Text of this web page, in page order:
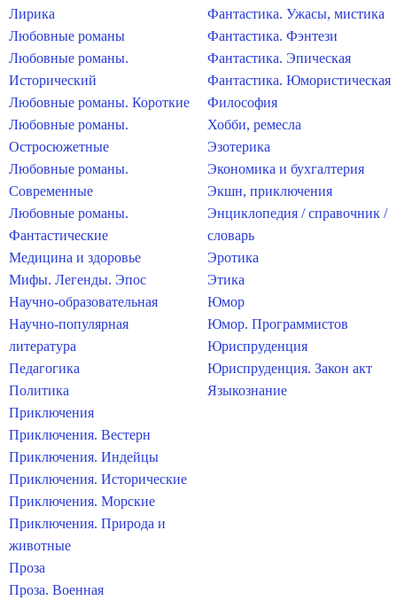
Лирика
Любовные романы
Любовные романы.
Исторический
Любовные романы. Короткие
Любовные романы.
Остросюжетные
Любовные романы.
Современные
Любовные романы.
Фантастические
Медицина и здоровье
Мифы. Легенды. Эпос
Научно-образовательная
Научно-популярная
литература
Педагогика
Политика
Приключения
Приключения. Вестерн
Приключения. Индейцы
Приключения. Исторические
Приключения. Морские
Приключения. Природа и
животные
Проза
Проза. Военная
Фантастика. Ужасы, мистика
Фантастика. Фэнтези
Фантастика. Эпическая
Фантастика. Юмористическая
Философия
Хобби, ремесла
Эзотерика
Экономика и бухгалтерия
Экшн, приключения
Энциклопедия / справочник /
словарь
Эротика
Этика
Юмор
Юмор. Программистов
Юриспруденция
Юриспруденция. Закон акт
Языкознание